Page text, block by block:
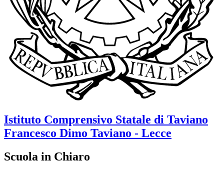
Istituto Comprensivo Statale di Taviano
Francesco Dimo Taviano - Lecce
Scuola in Chiaro